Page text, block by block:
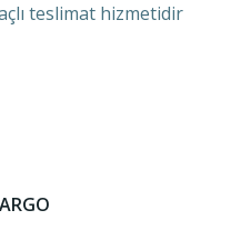
teslimat hizmetidir